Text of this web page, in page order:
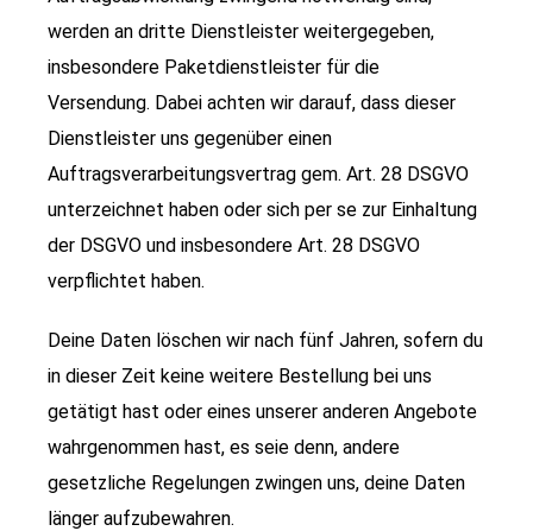
werden an dritte Dienstleister weitergegeben,
insbesondere Paketdienstleister für die
Versendung. Dabei achten wir darauf, dass dieser
Dienstleister uns gegenüber einen
Auftragsverarbeitungsvertrag gem. Art. 28 DSGVO
unterzeichnet haben oder sich per se zur Einhaltung
der DSGVO und insbesondere Art. 28 DSGVO
verpflichtet haben.
Deine Daten löschen wir nach fünf Jahren, sofern du
in dieser Zeit keine weitere Bestellung bei uns
getätigt hast oder eines unserer anderen Angebote
wahrgenommen hast, es seie denn, andere
gesetzliche Regelungen zwingen uns, deine Daten
länger aufzubewahren.